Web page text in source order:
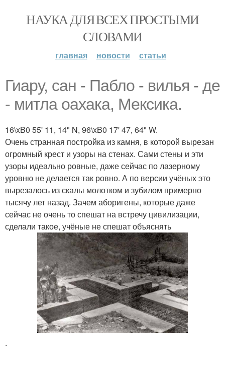
НАУКА ДЛЯ ВСЕХ ПРОСТЫМИ
СЛОВАМИ
главная новости статьи
Гиару, сан - Пабло - вилья - де
- митла оахака, Мексика.
16\xB0 55' 11, 14" N, 96\xB0 17' 47, 64" W.
Очень странная постройка из камня, в которой вырезан
огромный крест и узоры на стенах. Сами стены и эти
узоры идеально ровные, даже сейчас по лазерному
уровню не делается так ровно. А по версии учёных это
вырезалось из скалы молотком и зубилом примерно
тысячу лет назад. Зачем аборигены, которые даже
сейчас не очень то спешат на встречу цивилизации,
сделали такое, учёные не спешат объяснять
.